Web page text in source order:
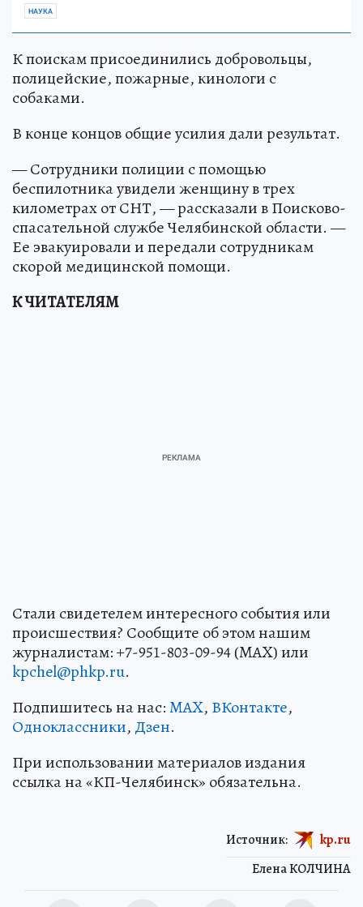
НАУКА
К поискам присоединились добровольцы,
полицейские, пожарные, кинологи с
собаками.
В конце концов общие усилия дали результат.
— Сотрудники полиции с помощью
беспилотника увидели женщину в трех
километрах от СНТ, — рассказали в Поисково-
спасательной службе Челябинской области. —
Ее эвакуировали и передали сотрудникам
скорой медицинской помощи.
К ЧИТАТЕЛЯМ
Стали свидетелем интересного события или
происшествия? Сообщите об этом нашим
журналистам: +7-951-803-09-94 (MAX) или
kpchel@phkp.ru.
Подпишитесь на нас:MAX, ВКонтакте,
Одноклассники, Дзен.
При использовании материалов издания
ссылка на «КП-Челябинск» обязательна.
Елена КОЛЧИНА
Источник: kp.ru